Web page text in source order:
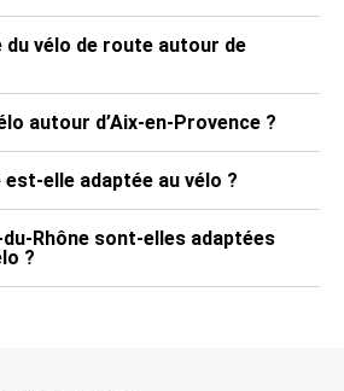
vélo de route autour de
autour d’Aix-en-Provence ?
est-elle adaptée au vélo ?
Rhône sont-elles adaptées
?